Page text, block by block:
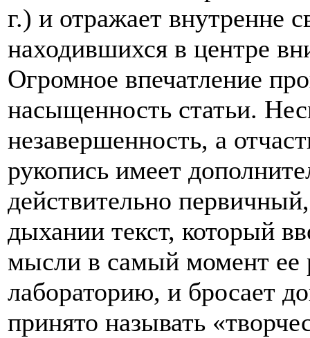
г.) и отражает внутренне
находившихся в центре
Огромное впечатление
насыщенность статьи.
незавершенность, а
рукопись имеет
действительно
дыхании текст, который
мысли в самый момент ее
лабораторию, и бросает
принято называть